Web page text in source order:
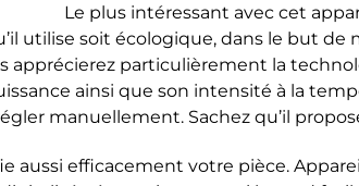
Le plus intéressant avec cet
utilise soit écologique, dans le but de
apprécierez particulièrement la
ainsi que son intensité à la
manuellement. Sachez qu’il
aussi efficacement votre pièce.